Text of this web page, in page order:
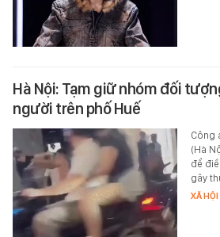
Hà Nội: Tạm giữ nhóm đối
người trên phố Huế
Công
(Hà
để
gây
XÃ HỘI